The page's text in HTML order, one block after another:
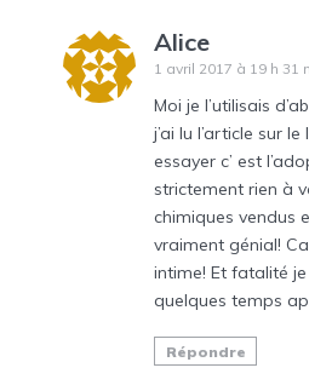
Alice
1 avril 2017 à 19 h 31
Moi je l’utilisais
j’ai lu l’article sur
essayer c’ est
strictement rien à
chimiques vendus
vraiment génial!
intime! Et fatalité
quelques temps
Répondre